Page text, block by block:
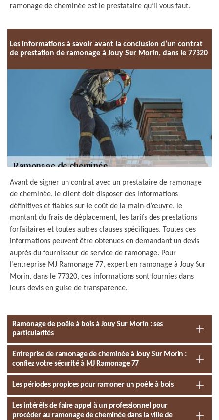
ramonage de cheminée est le prestataire qu’il vous faut.
Les informations à savoir avant la conclusion d’un contrat
de prestation de ramonage à Jouy Sur Morin, dans le 77320
Avant de signer un contrat avec un prestataire de ramonage
de cheminée, le client doit disposer des informations
définitives et fiables sur le coût de la main-d’œuvre, le
montant du frais de déplacement, les tarifs des prestations
forfaitaires et toutes autres clauses spécifiques. Toutes ces
informations peuvent être obtenues en demandant un devis
auprès du fournisseur de service de ramonage. Pour
l’entreprise MJ Ramonage 77, expert en ramonage à Jouy Sur
Morin, dans le 77320, ces informations sont fournies dans
leurs devis en guise de transparence.
Ramonage de poêle à bois à Jouy Sur Morin : ses
particularités
Entreprise de ramonage de cheminée à Jouy Sur Morin :
confiez votre sécurité à MJ Ramonage 77
Les périodes propices pour ramoner un poêle à bois
Les intérêts de faire appel à un professionnel pour
procéder au ramonage de cheminée dans la ville de